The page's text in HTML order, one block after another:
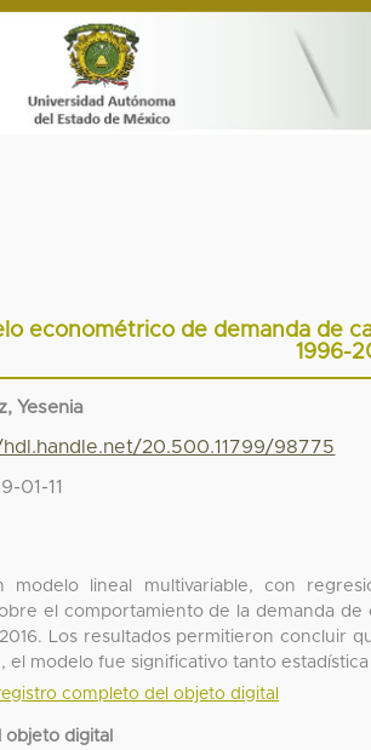
econométrico de demanda de
1996-
Yesenia
20.500.11799/98775
01-11
modelo lineal multivariable, con
el comportamiento de la demanda
Los resultados permitieron concluir
el modelo fue significativo tanto
completo del objeto digital
objeto digital